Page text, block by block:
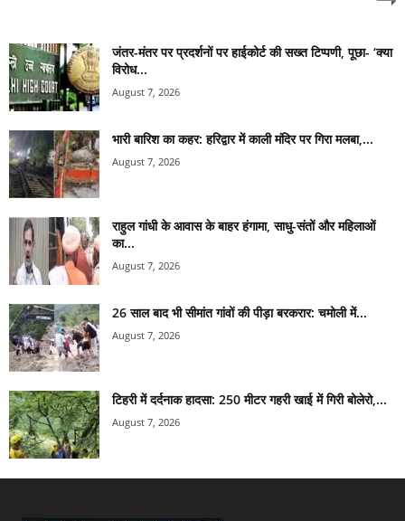
जंतर-मंतर पर प्रदर्शनों पर हाईकोर्ट की सख्त टिप्पणी, पूछा- ‘क्या
विरोध...
August 7, 2026
भारी बारिश का कहर: हरिद्वार में काली मंदिर पर गिरा मलबा,...
August 7, 2026
राहुल गांधी के आवास के बाहर हंगामा, साधु-संतों और महिलाओं
का...
August 7, 2026
26 साल बाद भी सीमांत गांवों की पीड़ा बरकरार: चमोली में...
August 7, 2026
टिहरी में दर्दनाक हादसा: 250 मीटर गहरी खाई में गिरी बोलेरो,...
August 7, 2026